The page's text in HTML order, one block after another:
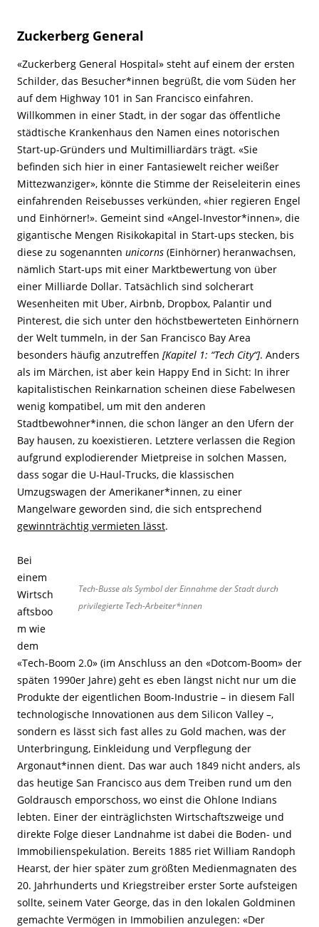
Zuckerberg General
«Zuckerberg General Hospital» steht auf einem der ersten
Schilder, das Besucher*innen begrüßt, die vom Süden her
auf dem Highway 101 in San Francisco einfahren.
Willkommen in einer Stadt, in der sogar das öffentliche
städtische Krankenhaus den Namen eines notorischen
Start-up-Gründers und Multimilliardärs trägt. «Sie
befinden sich hier in einer Fantasiewelt reicher weißer
Mittezwanziger», könnte die Stimme der Reiseleiterin eines
einfahrenden Reisebusses verkünden, «hier regieren Engel
und Einhörner!». Gemeint sind «Angel-Investor*innen», die
gigantische Mengen Risikokapital in Start-ups stecken, bis
diese zu sogenannten unicorns (Einhörner) heranwachsen,
nämlich Start-ups mit einer Marktbewertung von über
einer Milliarde Dollar. Tatsächlich sind solcherart
Wesenheiten mit Uber, Airbnb, Dropbox, Palantir und
Pinterest, die sich unter den höchstbewerteten Einhörnern
der Welt tummeln, in der San Francisco Bay Area
besonders häufig anzutreffen [Kapitel 1: “Tech City“]. Anders
als im Märchen, ist aber kein Happy End in Sicht: In ihrer
kapitalistischen Reinkarnation scheinen diese Fabelwesen
wenig kompatibel, um mit den anderen
Stadtbewohner*innen, die schon länger an den Ufern der
Bay hausen, zu koexistieren. Letztere verlassen die Region
aufgrund explodierender Mietpreise in solchen Massen,
dass sogar die U-Haul-Trucks, die klassischen
Umzugswagen der Amerikaner*innen, zu einer
Mangelware geworden sind, die sich entsprechend
gewinnträchtig vermieten lässt.
Tech-Busse als Symbol der Einnahme der Stadt durch
privilegierte Tech-Arbeiter*innen
Bei
einem
Wirtsch
aftsboo
m wie
dem
«Tech-Boom 2.0» (im Anschluss an den «Dotcom-Boom» der
späten 1990er Jahre) geht es eben längst nicht nur um die
Produkte der eigentlichen Boom-Industrie – in diesem Fall
technologische Innovationen aus dem Silicon Valley –,
sondern es lässt sich fast alles zu Gold machen, was der
Unterbringung, Einkleidung und Verpflegung der
Argonaut*innen dient. Das war auch 1849 nicht anders, als
das heutige San Francisco aus dem Treiben rund um den
Goldrausch emporschoss, wo einst die Ohlone Indians
lebten. Einer der einträglichsten Wirtschaftszweige und
direkte Folge dieser Landnahme ist dabei die Boden- und
Immobilienspekulation. Bereits 1885 riet William Randoph
Hearst, der hier später zum größten Medienmagnaten des
20. Jahrhunderts und Kriegstreiber erster Sorte aufsteigen
sollte, seinem Vater George, das in den lokalen Goldminen
gemachte Vermögen in Immobilien anzulegen: «Der